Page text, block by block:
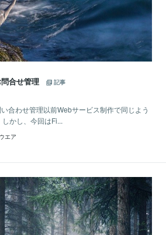
合せ管理
記事
合わせ管理以前Webサービス制作で同じよう
かし、今回はFi...
エア